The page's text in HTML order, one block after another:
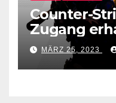
Counter-
Zugang
für den CS
MÄRZ 25, 2023